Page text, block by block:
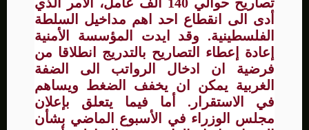
أدى الى انقطاع احد اهم مداخيل السلطة
الفلسطينية. وقد ايدت المؤسسة الأمنية
إعادة إعطاء التصاريح بالتدريج انطلاقا من
فرضية ان ادخال الرواتب الى الضفة
الغربية يمكن ان يخفف الضغط ويساهم
في الاستقرار. أما فيما يتعلق بإعلان
مجلس الوزراء في الأسبوع الماضي بشأن